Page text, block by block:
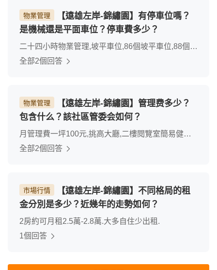
物業管理
【遠雄左岸-錦繡園】有停車位嗎？
是機械還是平面車位？停車費多少？
二十四小時物業管理,坡平車位,86個坡平車位,88個機
車車位,500元/個車位月管理費.
全部2個回答
物業管理
【遠雄左岸-錦繡園】管理费多少？
包含什么？該社區管委会如何？
月管理費一坪100元,挑高大廳,二樓閱覽室簡易健身
器材公設,社區有管委會及主委,主委是裡面住戶,認真
全部2個回答
市場行情
【遠雄左岸-錦繡園】不同格局的租
金分別是多少？近幾年的走勢如何？
2房約可月租2.5萬-2.8萬.大多自住少出租.
1個回答